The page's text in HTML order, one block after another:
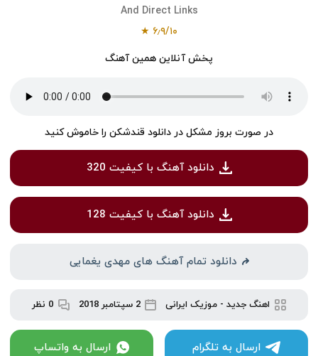
And Direct Links
۶٫۹/۱۰
★
پخش آنلاین همین آهنگ
در صورت بروز مشکل در دانلود قندشکن را خاموش کنید
دانلود آهنگ با کیفیت 320
دانلود آهنگ با کیفیت 128
دانلود تمام آهنگ های مهدی یغمایی
اهنگ جدید- موزیک ایرانی 2 سپتامبر 2018 0 نظر
ارسال به تلگرام ارسال به واتساپ